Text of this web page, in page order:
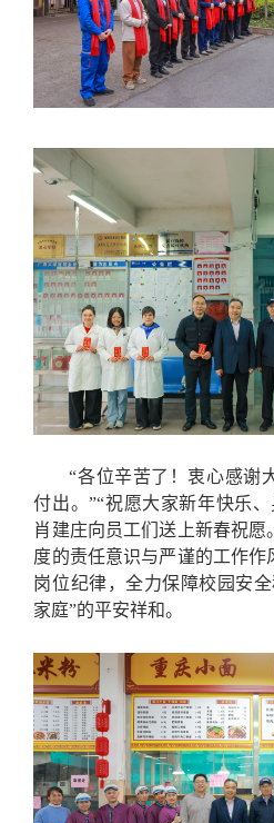
“各位辛苦了！衷心感谢
付出。”“祝愿大家新年快乐
肖建庄向员工们送上新春祝
度的责任意识与严谨的工作作
岗位纪律，全力保障校园安
家庭”的平安祥和。